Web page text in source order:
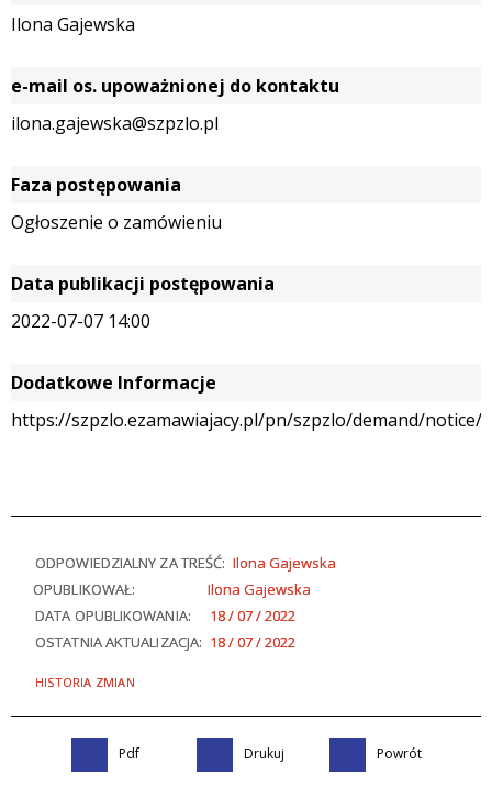
Ilona Gajewska
e-mail os. upoważnionej do kontaktu
ilona.gajewska@szpzlo.pl
Faza postępowania
Ogłoszenie o zamówieniu
Data publikacji postępowania
2022-07-07 14:00
Dodatkowe Informacje
https://szpzlo.ezamawiajacy.pl/pn/szpzlo/demand/notice/
ODPOWIEDZIALNY ZA TREŚĆ: Ilona Gajewska
OPUBLIKOWAŁ:
Ilona Gajewska
DATA OPUBLIKOWANIA:
18 / 07 / 2022
OSTATNIA AKTUALIZACJA: 18 / 07 / 2022
HISTORIA ZMIAN
Pdf Drukuj Powrót